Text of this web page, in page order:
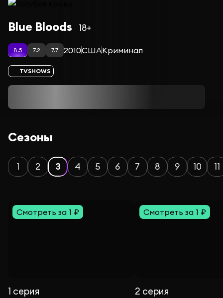
Сериал Голубая кровь — сезон 3
Blue Bloods 18+
8.5 7.2 7.7 2010СШАКриминал
TVSHOWS
Сезоны
1 2 3 4 5 6 7 8 9 10 11
Смотреть за 1 ₽
1 серия
Смотреть за 1 ₽
2 серия